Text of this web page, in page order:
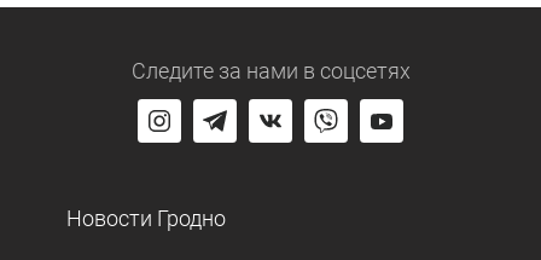
Следите за нами в соцсетях
Новости Гродно